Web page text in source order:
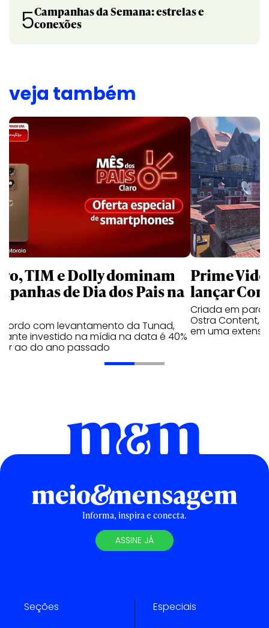
5Campanhas da Semana: estrelas e
conexões
veja também
TIM e Dolly dominam
de Dia dos Pais na
com levantamento da Tunad,
investido na mídia na data é 40%
ao do ano passado
Prime
lançar
Criada em
Ostra Content,
em uma
Informa, inspira e conecta.
ASSINE JÁ
Seções Especiais